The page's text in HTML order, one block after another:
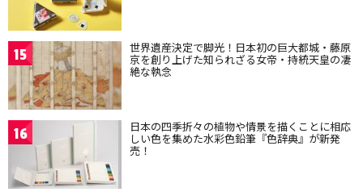
15 世界遺産決定で脚光！日本初の巨大都城・藤原
京を創り上げた知られざる女帝・持統天皇の凄
絶な執念
16 日本の四季折々の植物や情景を描くことに相応
しい色を集めた水彩色鉛筆『色辞典』が新発
売！